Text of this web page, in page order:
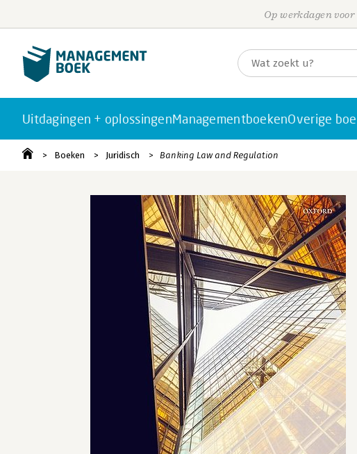
Op werkdagen
Uitdagingen + oplossingenManagementboekenOverige
Boeken Juridisch Banking Law and Regulation